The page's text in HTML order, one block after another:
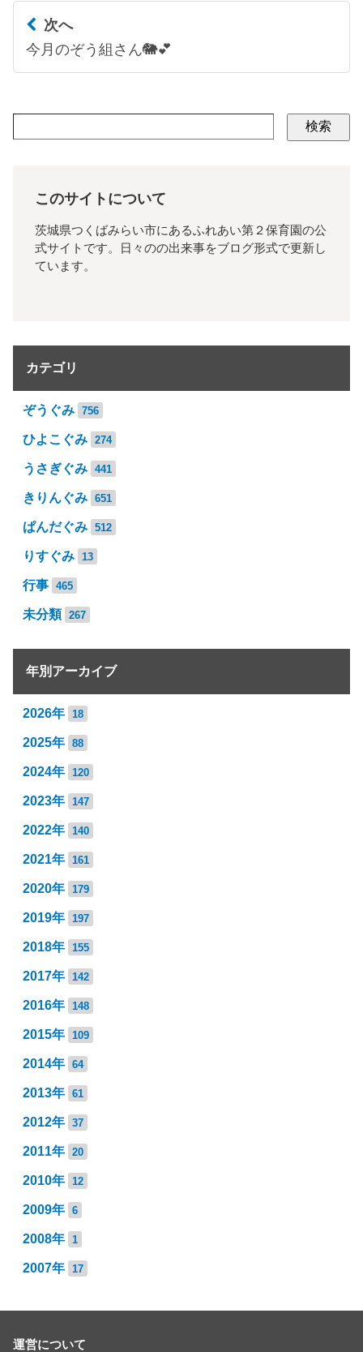
次へ
今月のぞう組さん🐘💕
検索
このサイトについて
茨城県つくばみらい市にあるふれあい第２保育園の公
式サイトです。日々のの出来事をブログ形式で更新し
ています。
カテゴリ
ぞうぐみ 756
ひよこぐみ 274
うさぎぐみ 441
きりんぐみ 651
ぱんだぐみ 512
りすぐみ 13
行事 465
未分類 267
年別アーカイブ
2026年 18
2025年 88
2024年 120
2023年 147
2022年 140
2021年 161
2020年 179
2019年 197
2018年 155
2017年 142
2016年 148
2015年 109
2014年 64
2013年 61
2012年 37
2011年 20
2010年 12
2009年 6
2008年 1
2007年 17
運営について